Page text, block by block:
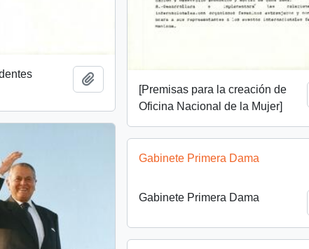
[Premisas para la creación de
Oficina Nacional de la Mujer]
Gabinete Primera Dama
Gabinete Primera Dama